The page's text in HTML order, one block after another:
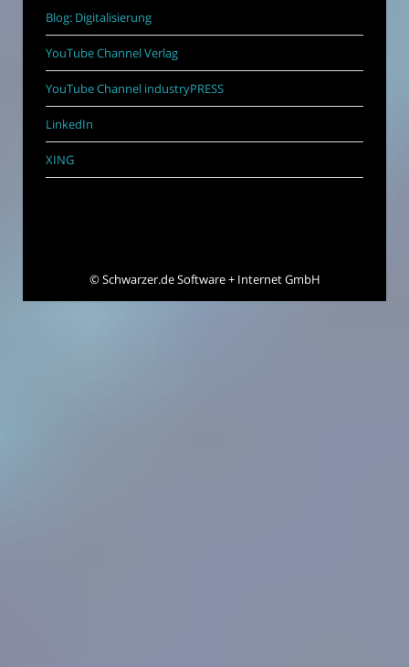
Blog: Digitalisierung
YouTube Channel Verlag
YouTube Channel industryPRESS
LinkedIn
XING
©Schwarzer.de Software + Internet GmbH